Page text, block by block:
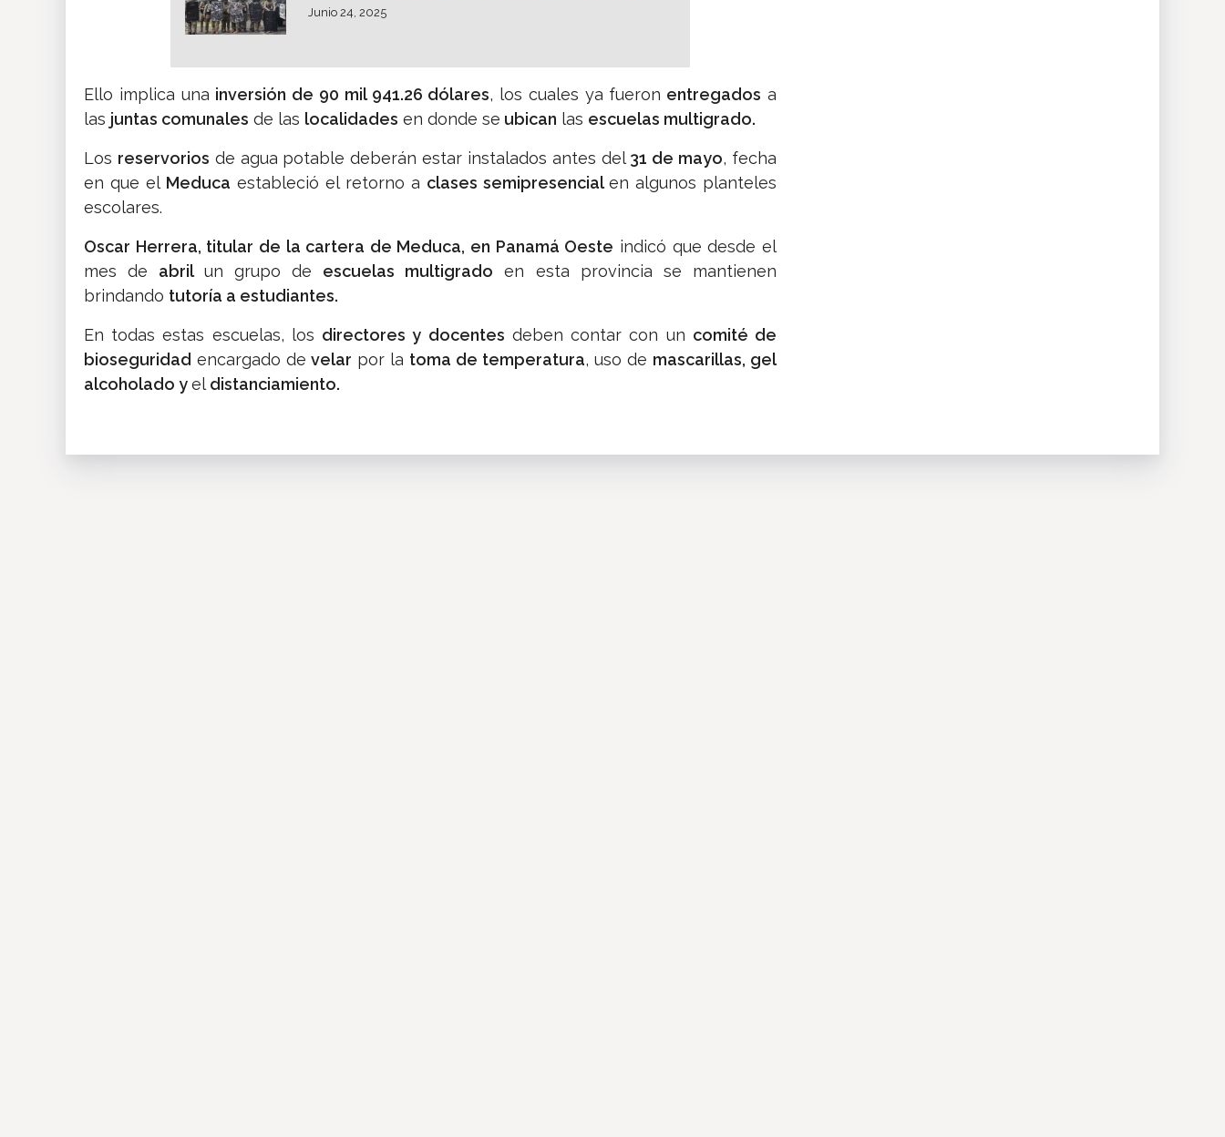
Junio 24, 2025
Ello implica una inversión de 90 mil 941.26 dólares, los cuales ya fueron entregados a
las juntas comunales de las localidades en donde se ubican las escuelas multigrado.
Los reservorios de agua potable deberán estar instalados antes del 31 de mayo, fecha
en que el Meduca estableció el retorno a clases semipresencialen algunos planteles
escolares.
Oscar Herrera, titular de la cartera de Meduca, en Panamá Oeste indicó que desde el
mes de abril un grupo de escuelas multigrado en esta provincia se mantienen
brindando tutoría a estudiantes.
En todas estas escuelas, los directores y docentes deben contar con un comité de
bioseguridad encargado de velar por la toma de temperatura, uso de mascarillas, gel
alcoholado yel distanciamiento.